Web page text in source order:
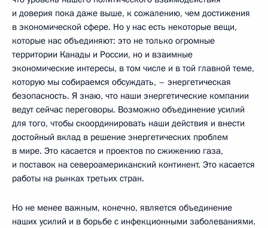
и доверия пока даже выше, к сожалению, чем достижения
в экономической сфере. Но у нас есть некоторые вещи,
которые нас объединяют: это не только огромные
территории Канады и России, но и взаимные
экономические интересы, в том числе и в той главной теме,
которую мы собираемся обсуждать, – энергетическая
безопасность. Я знаю, что наши энергетические компании
ведут сейчас переговоры. Возможно объединение усилий
для того, чтобы скоординировать наши действия и внести
достойный вклад в решение энергетических проблем
в мире. Это касается и проектов по сжижению газа,
и поставок на североамериканский континент. Это касается
работы на рынках третьих стран.
Но не менее важным, конечно, является объединение
наших усилий и в борьбе с инфекционными заболеваниями.